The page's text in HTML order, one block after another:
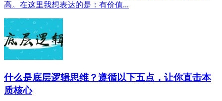
高。在这里我想表达的是：有价值...
什么是底层逻辑思维？遵循以下五点，让你直击本
质核心